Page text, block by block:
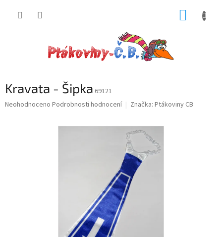
Kravata - Šipka 69121
Průměrné
Neohodnoceno Podrobnosti hodnocení Značka: Ptákoviny CB